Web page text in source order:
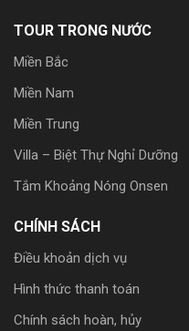
TOUR TRONG NƯỚC
Miền Bắc
Miền Nam
Miền Trung
Villa – Biệt Thự Nghỉ Dưỡng
Tắm Khoảng Nóng Onsen
CHÍNH SÁCH
Điều khoản dịch vụ
Hình thức thanh toán
Chính sách hoàn, hủy